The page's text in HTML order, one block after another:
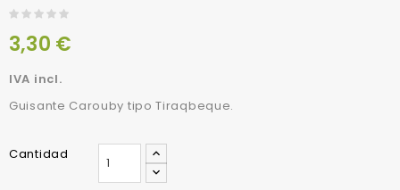
3,30 €
IVA incl.
Guisante Carouby tipo Tiraqbeque.
Cantidad